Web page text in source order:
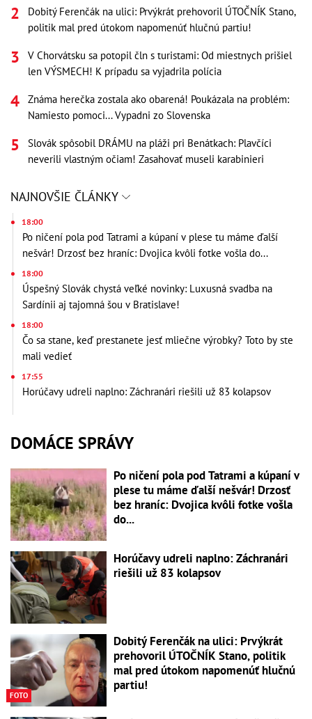
Dobitý Ferenčák na ulici: Prvýkrát prehovoril ÚTOČNÍK Stano,
politik mal pred útokom napomenúť hlučnú partiu!
V Chorvátsku sa potopil čln s turistami: Od miestnych prišiel
len VÝSMECH! K prípadu sa vyjadrila polícia
Známa herečka zostala ako obarená! Poukázala na problém:
Namiesto pomoci... Vypadni zo Slovenska
Slovák spôsobil DRÁMU na pláži pri Benátkach: Plavčíci
neverili vlastným očiam! Zasahovať museli karabinieri
NAJNOVŠIE ČLÁNKY
18:00
Po ničení pola pod Tatrami a kúpaní v plese tu máme ďalší
nešvár! Drzosť bez hraníc: Dvojica kvôli fotke vošla do...
18:00
Úspešný Slovák chystá veľké novinky: Luxusná svadba na
Sardínii aj tajomná šou v Bratislave!
18:00
Čo sa stane, keď prestanete jesť mliečne výrobky? Toto by ste
mali vedieť
17:55
Horúčavy udreli naplno: Záchranári riešili už 83 kolapsov
DOMÁCE SPRÁVY
Po ničení pola pod Tatrami a kúpaní v
plese tu máme ďalší nešvár! Drzosť
bez hraníc: Dvojica kvôli fotke vošla
do...
Horúčavy udreli naplno: Záchranári
riešili už 83 kolapsov
FOTO
Dobitý Ferenčák na ulici: Prvýkrát
prehovoril ÚTOČNÍK Stano, politik
mal pred útokom napomenúť hlučnú
partiu!